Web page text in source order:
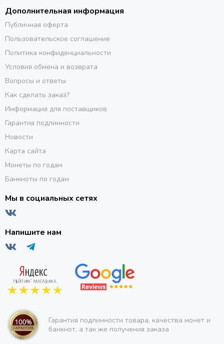
Дополнительная информация
Публичная оферта
Пользовательское соглашение
Политика конфиденциальности
Условия обмена и возврата
Вопросы и ответы
Как сделать заказ?
Информация для поставщиков
Гарантия подлинности
Новости
Карта сайта
Монеты по годам
Банкноты по годам
Мы в социальных сетях
Напишите нам
Гарантия подлинности товара, качества монет и
банкнот, а так же получения заказа